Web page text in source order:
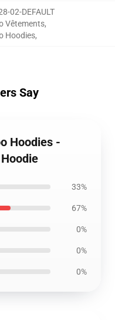
02-DEFAULT
Vêtements,
Hoodies,
Say
Hoodies -
33%
67%
0%
0%
0%